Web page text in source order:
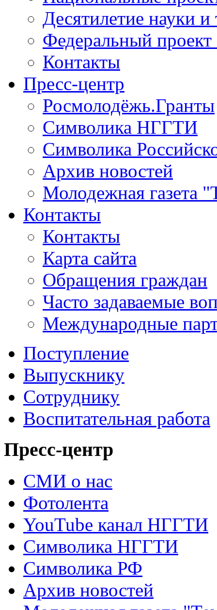
Десятилетие науки и
Федеральный
Контакты
Пресс-центр
Росмолодёжь.Гранты
Символика НГГТИ
Символика
Архив новостей
Молодежная газета
Контакты
Контакты
Карта сайта
Обращения граждан
Часто задаваемые
Международные
Поступление
Выпускнику
Сотруднику
Воспитательная работа
Пресс-центр
СМИ о нас
Фотолента
YouTube канал НГГТИ
Символика НГГТИ
Символика РФ
Архив новостей